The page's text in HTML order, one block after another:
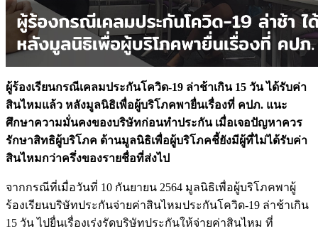
ผู้ร้องเรียนกรณีเคลมประกันโควิด-19 ล่าช้าเกิน 15 วัน ได้รับค่า
สินไหมแล้ว หลังมูลนิธิเพื่อผู้บริโภคพายื่นเรื่องที่ คปภ. แนะ
ศึกษาความมั่นคงของบริษัทก่อนทำประกัน เมื่อเจอปัญหาควร
รักษาสิทธิผู้บริโภค ด้านมูลนิธิเพื่อผู้บริโภคชี้ยังมีผู้ที่ไม่ได้รับค่า
สินไหมกว่าครึ่งของรายชื่อที่ส่งไป
จากกรณีที่เมื่อวันที่ 10 กันยายน 2564 มูลนิธิเพื่อผู้บริโภคพาผู้
ร้องเรียนบริษัทประกันจ่ายค่าสินไหมประกันโควิด-19 ล่าช้าเกิน
15 วัน ไปยื่นเรื่องเร่งรัดบริษัทประกันให้จ่ายค่าสินไหม ที่